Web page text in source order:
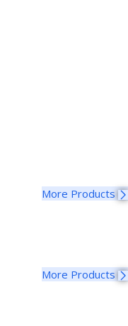
More Products
More Products